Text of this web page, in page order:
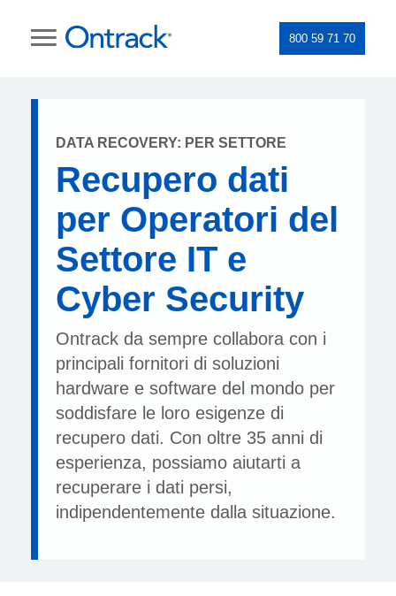
800 59 71 70
DATA RECOVERY: PER SETTORE
Recupero dati
per Operatori del
Settore IT e
Cyber Security
Ontrack da sempre collabora con i
principali fornitori di soluzioni
hardware e software del mondo per
soddisfare le loro esigenze di
recupero dati. Con oltre 35 anni di
esperienza, possiamo aiutarti a
recuperare i dati persi,
indipendentemente dalla situazione.